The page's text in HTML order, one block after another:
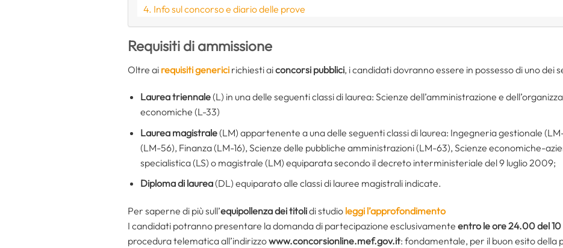
Info sul concorso e diario delle prove
Requisiti di ammissione
Oltre ai requisiti generici richiesti aiconcorsi pubblici, i candidati dovranno essere in possesso di uno dei
Laurea triennale(L) in una delle seguenti classi di laurea: Scienze dell’amministrazione e
economiche (L-33)
Laurea magistrale(LM) appartenente a una delle seguenti classi di laurea: Ingegneria gestionale
(LM-56), Finanza (LM-16), Scienze delle pubbliche amministrazioni (LM-63), Scienze economiche-
specialistica (LS) o magistrale (LM) equiparata secondo il decreto interministeriale del 9 luglio 2009;
Diploma di laurea(DL) equiparato alle classi di lauree magistrali indicate.
Per saperne di più sull’equipollenza dei titolidi studio leggi l’approfondimento
I candidati potranno presentare la domanda di partecipazione esclusivamente entro le ore 24.00 del
procedura telematica all’indirizzowww.concorsionline.mef.gov.it: fondamentale, per il buon esito della